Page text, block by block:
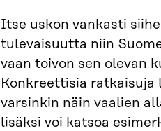
Itse uskon vankasti
tulevaisuutta niin
vaan toivon sen olevan
Konkreettisia
varsinkin näin vaalien
lisäksi voi katsoa